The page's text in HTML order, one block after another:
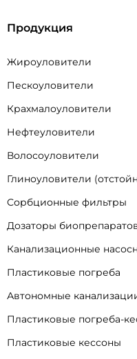
Продукция
Жироуловители
Пескоуловители
Крахмалоуловители
Нефтеуловители
Волосоуловители
Глиноуловители
Сорбционные фильтры
Дозаторы
Канализационные
Пластиковые погреба
Автономные
Пластиковые погреба-
Пластиковые кессоны